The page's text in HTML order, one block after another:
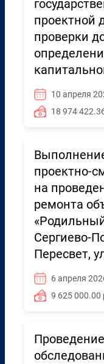
проектной
проверки
10 апреля
18 974
проектно-
на
ремонта
Сергиево-
Пересвет,
6 апреля
9 625 000.00